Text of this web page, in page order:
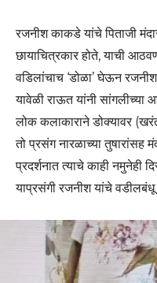
रजनीश काकडे यांचे पिताजी
छायाचित्रकार होते, याची
वडिलांचाच ‘डोळा’ घेऊन
यावेळी राऊत यांनी सांगलीच्या
लोक कलाकाराने डोक्यावर
तो प्रसंग नारळाच्या तुषारांसह
प्रदर्शनात त्याचे काही नमुनेही
याप्रसंगी रजनीश यांचे